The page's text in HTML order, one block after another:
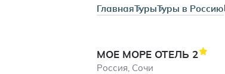
ГлавнаяТурыТуры в Россию
МОЕ МОРЕ ОТЕЛЬ 2
Россия, Сочи